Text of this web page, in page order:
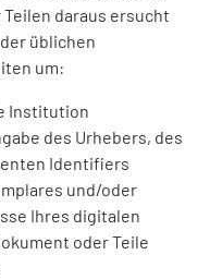
daraus ersucht
üblichen
um:
Institution
des Urhebers, des
Identifiers
und/oder
Ihres digitalen
oder Teile